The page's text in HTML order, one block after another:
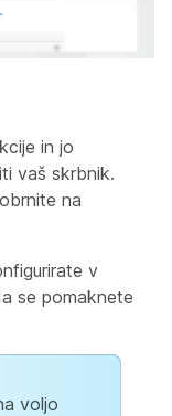
in jo
vaš skrbnik.
na
v
se pomaknete
voljo